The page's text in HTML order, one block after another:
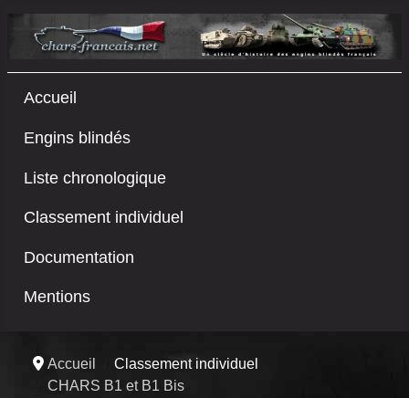
Accueil
Engins blindés
Liste chronologique
Classement individuel
Documentation
Mentions
Accueil
Classement individuel
CHARS B1 et B1 Bis